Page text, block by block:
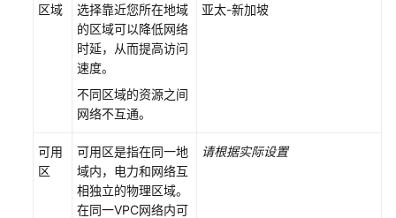
性
公
网
IP
退
包
年/
包
月
区域
选择靠近您所在地域
的区域可以降低网络
时延，从而提高访问
速度。
不同区域的资源之间
网络不互通。
亚太-新加坡
可用
区
可用区是指在同一地
域内，电力和网络互
相独立的物理区域。
在同一VPC网络内可
请根据实际设置